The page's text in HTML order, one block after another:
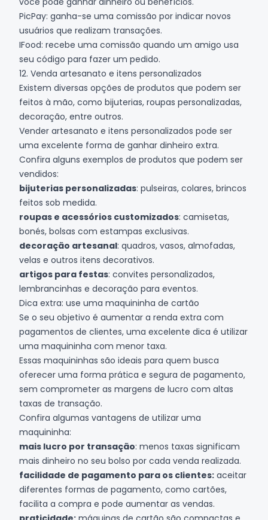
PicPay: ganha-se uma comissão por indicar novos
usuários que realizam transações.
IFood: recebe uma comissão quando um amigo usa
seu código para fazer um pedido.
12. Venda artesanato e itens personalizados
Existem diversas opções de produtos que podem ser
feitos à mão, como bijuterias, roupas personalizadas,
decoração, entre outros.
Vender artesanato e itens personalizados pode ser
uma excelente forma de ganhar dinheiro extra.
Confira alguns exemplos de produtos que podem ser
vendidos:
bijuterias personalizadas: pulseiras, colares, brincos
feitos sob medida.
roupas e acessórios customizados: camisetas,
bonés, bolsas com estampas exclusivas.
decoração artesanal: quadros, vasos, almofadas,
velas e outros itens decorativos.
artigos para festas: convites personalizados,
lembrancinhas e decoração para eventos.
Dica extra: use uma maquininha de cartão
Se o seu objetivo é aumentar a renda extra com
pagamentos de clientes, uma excelente dica é utilizar
uma maquininha com menor taxa.
Essas maquininhas são ideais para quem busca
oferecer uma forma prática e segura de pagamento,
sem comprometer as margens de lucro com altas
taxas de transação.
Confira algumas vantagens de utilizar uma
maquininha:
mais lucro por transação: menos taxas significam
mais dinheiro no seu bolso por cada venda realizada.
facilidade de pagamento para os clientes: aceitar
diferentes formas de pagamento, como cartões,
facilita a compra e pode aumentar as vendas.